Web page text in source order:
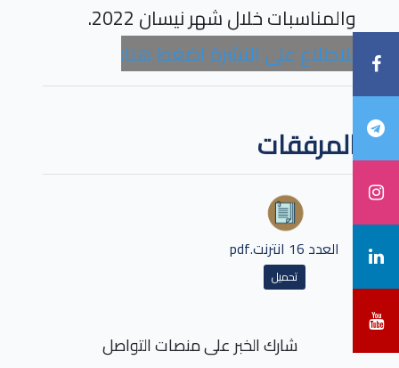
والمناسبات خلال شهر نيسان 2022.
للاطلاع على النشرة اضغط هنا:
المرفقات
العدد 16 انترنت.pdf
تحميل
شارك الخبر على منصات التواصل